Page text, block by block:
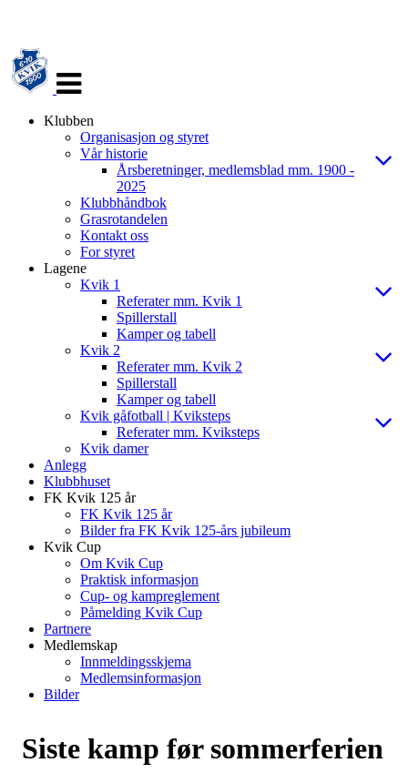
navigasjon
Klubben
Organisasjon og styret
Vår historie
Årsberetninger, medlemsblad mm. 1900 -
2025
Klubbhåndbok
Grasrotandelen
Kontakt oss
For styret
Lagene
Kvik 1
Referater mm. Kvik 1
Spillerstall
Kamper og tabell
Kvik 2
Referater mm. Kvik 2
Spillerstall
Kamper og tabell
Kvik gåfotball | Kviksteps
Referater mm. Kviksteps
Kvik damer
Anlegg
Klubbhuset
FK Kvik 125 år
FK Kvik 125 år
Bilder fra FK Kvik 125-års jubileum
Kvik Cup
Om Kvik Cup
Praktisk informasjon
Cup- og kampreglement
Påmelding Kvik Cup
Partnere
Medlemskap
Innmeldingsskjema
Medlemsinformasjon
Bilder
Siste kamp før sommerferien